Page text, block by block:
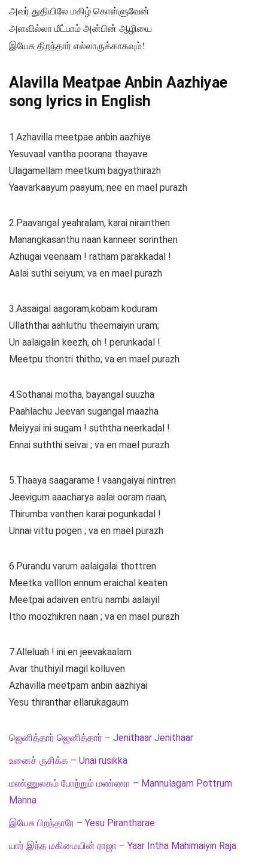
அவர் துதியிலே மகிழ் கொள்ளுவேன்
அளவில்லா மீட்பாம் அன்பின் ஆழியை
இயேசு திறந்தார் எல்லாருக்காகவும்!
Alavilla Meatpae Anbin Aazhiyae
song lyrics in English
1.Azhavilla meetpae anbin aazhiye
Yesuvaal vantha poorana thayave
Ulagamellam meetkum bagyathirazh
Yaavarkaayum paayum; nee en mael purazh
2.Paavangal yeahralam, karai nirainthen
Manangkasanthu naan kanneer sorinthen
Azhugai veenaam ! ratham parakkadal !
Aalai suthi seiyum; va en mael purazh
3.Aasaigal aagoram,kobam koduram
Ullaththai aahluthu theemaiyin uram;
Un aalaigalin keezh, oh ! perunkadal !
Meetpu thontri thitho; va en mael purazh
4.Sothanai motha, bayangal suuzha
Paahlachu Jeevan sugangal maazha
Meiyyai ini sugam ! suththa neerkadal !
Ennai suththi seivai ; va en mael purazh
5.Thaaya saagarame ! vaangaiyai nintren
Jeevigum aaacharya aalai ooram naan,
Thirumba vanthen karai pogunkadal !
Unnai vittu pogen ; va en mael purazh
6.Purandu varum aalaigalai thottren
Meetka valllon ennum eraichal keaten
Meetpai adaiven entru nambi aalaiyil
Itho moozhikren naan ; va en mael purazh
7.Alleluah ! ini en jeevakaalam
Avar thuthiyil magil kolluven
Azhavilla meetpam anbin aazhiyai
Yesu thiranthar ellarukagaum
ஜெனித்தார் ஜெனித்தார் – Jenithaar Jenithaar
உனைச் ருசிக்க – Unai rusikka
மண்ணுலகம் போற்றும் மண்ணா – Mannulagam Pottrum
Manna
இயேசு பிறந்தாரே – Yesu Pirantharae
யார் இந்த மகிமையின் ராஜா – Yaar Intha Mahimaiyin Raja